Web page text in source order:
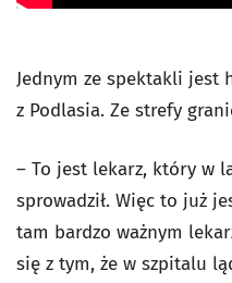
Jednym ze spektakli jest
z Podlasia. Ze strefy
– To jest lekarz, który w
sprowadził. Więc to już
tam bardzo ważnym
się z tym, że w szpitalu